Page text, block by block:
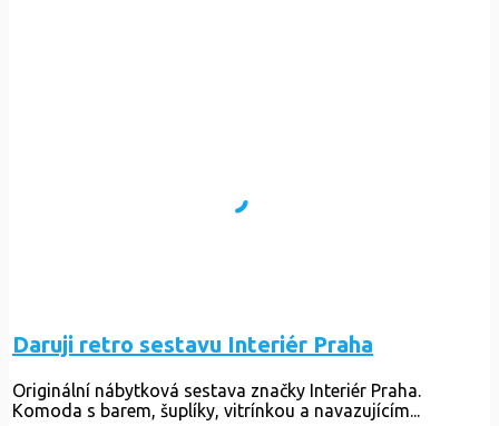
Daruji retro sestavu Interiér Praha
Originální nábytková sestava značky Interiér Praha.
Komoda s barem, šuplíky, vitrínkou a navazujícím...